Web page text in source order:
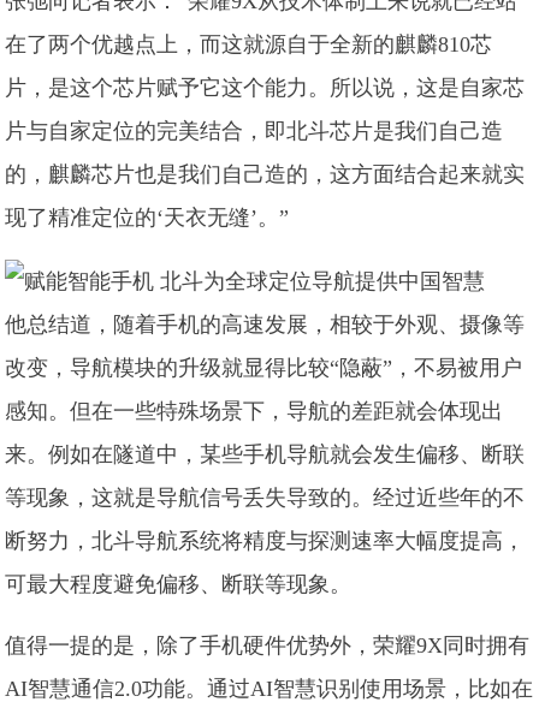
在了两个优越点上，而这就源自于全新的麒麟810芯
片，是这个芯片赋予它这个能力。所以说，这是自家芯
片与自家定位的完美结合，即北斗芯片是我们自己造
的，麒麟芯片也是我们自己造的，这方面结合起来就实
现了精准定位的‘天衣无缝’。”
他总结道，随着手机的高速发展，相较于外观、摄像等
改变，导航模块的升级就显得比较“隐蔽”，不易被用户
感知。但在一些特殊场景下，导航的差距就会体现出
来。例如在隧道中，某些手机导航就会发生偏移、断联
等现象，这就是导航信号丢失导致的。经过近些年的不
断努力，北斗导航系统将精度与探测速率大幅度提高，
可最大程度避免偏移、断联等现象。
值得一提的是，除了手机硬件优势外，荣耀9X同时拥有
AI智慧通信2.0功能。通过AI智慧识别使用场景，比如在